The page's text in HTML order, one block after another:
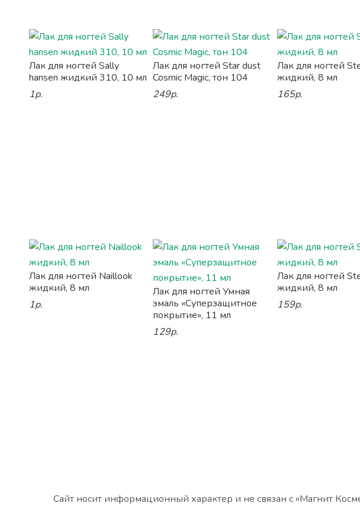
Лак для ногтей Sally
hansen жидкий 310, 10 мл
1р.
Лак для ногтей Star dust
Cosmic Magic, тон 104
249р.
Лак для ногтей
жидкий, 8 мл
165р.
Лак для ногтей Naillook
жидкий, 8 мл
1р.
Лак для ногтей Умная
эмаль «Суперзащитное
покрытие», 11 мл
129р.
Лак для ногтей
жидкий, 8 мл
159р.
Сайт носит информационный характер и не связан с «Магнит